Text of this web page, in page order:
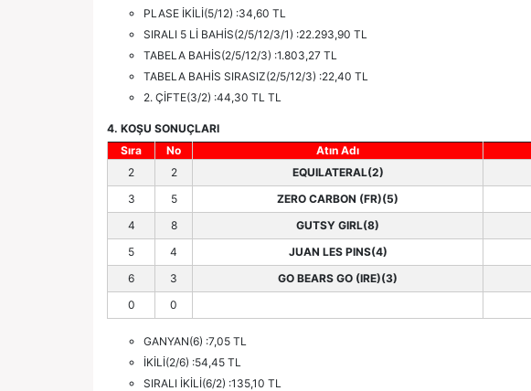
PLASE İKİLİ(5/12) :34,60 TL
SIRALI 5 Lİ BAHİS(2/5/12/3/1) :22.293,90 TL
TABELA BAHİS(2/5/12/3) :1.803,27 TL
TABELA BAHİS SIRASIZ(2/5/12/3) :22,40 TL
2. ÇİFTE(3/2) :44,30 TL TL
4. KOŞU SONUÇLARI
Sıra
No Atın Adı
2
2 EQUILATERAL(2)
3
5 ZERO CARBON (FR)(5)
4
8 GUTSY GIRL(8)
5
4 JUAN LES PINS(4)
6
3 GO BEARS GO (IRE)(3)
0
0
GANYAN(6) :7,05 TL
İKİLİ(2/6) :54,45 TL
SIRALI İKİLİ(6/2) :135,10 TL